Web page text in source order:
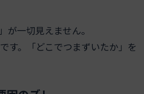
一切見えません。
す。「どこでつまずいたか」を